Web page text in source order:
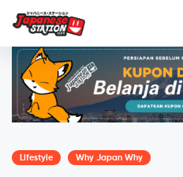
Lifestyle Why Japan Why